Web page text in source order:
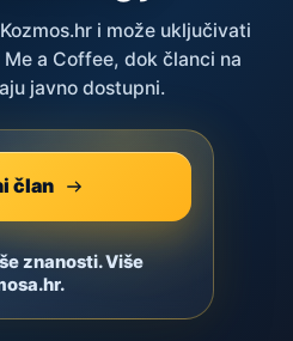
i može uključivati
a Coffee, dok članci na
javno dostupni.
član
znanosti. Više